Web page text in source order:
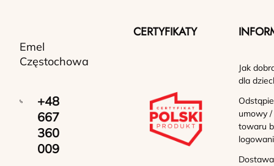
Emel
Częstochowa
+48
667
360
009
CERTYFIKATY
Jak
dla
umowy
towaru